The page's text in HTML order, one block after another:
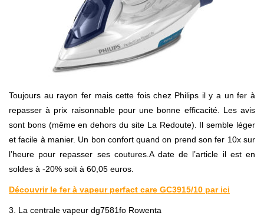
Toujours au rayon fer mais cette fois chez Philips il y a un fer à
repasser à prix raisonnable pour une bonne efficacité. Les avis
sont bons (même en dehors du site La Redoute). Il semble léger
et facile à manier. Un bon confort quand on prend son fer 10x sur
l’heure pour repasser ses coutures.A date de l’article il est en
soldes à -20% soit à 60,05 euros.
Découvrir le fer à vapeur perfact care GC3915/10 par ici
3. La centrale vapeur dg7581fo Rowenta